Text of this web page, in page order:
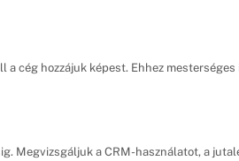
cég hozzájuk képest. Ehhez
Megvizsgáljuk a CRM-használatot, a